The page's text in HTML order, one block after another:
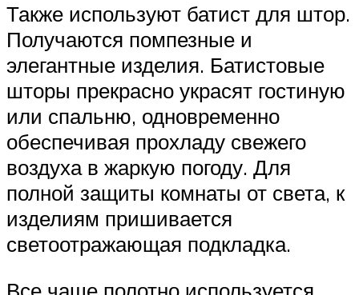
Также используют батист для штор.
Получаются помпезные и
элегантные изделия. Батистовые
шторы прекрасно украсят гостиную
или спальню, одновременно
обеспечивая прохладу свежего
воздуха в жаркую погоду. Для
полной защиты комнаты от света, к
изделиям пришивается
светоотражающая подкладка.